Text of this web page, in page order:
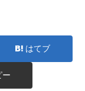
はてブ
ー